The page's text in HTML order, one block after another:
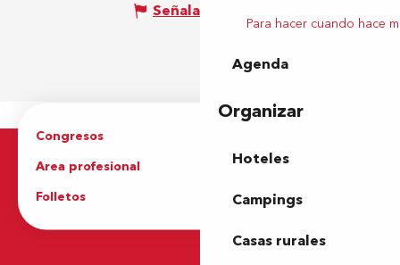
Para hacer cuando hace
Agenda
Organizar
Hoteles
Campings
Casas rurales
Señalar un error
Congresos
Area profesional
Prensa
Folletos
Oficina de Turismo